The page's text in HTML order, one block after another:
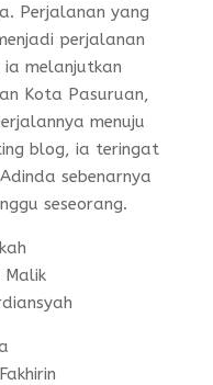
Perjalanan yang
perjalanan
ia melanjutkan
Kota Pasuruan,
menuju
blog, ia teringat
sebenarnya
seseorang.
Malik